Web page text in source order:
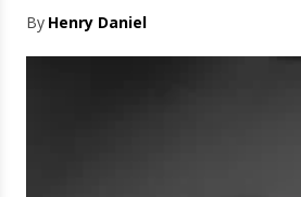
By Henry Daniel